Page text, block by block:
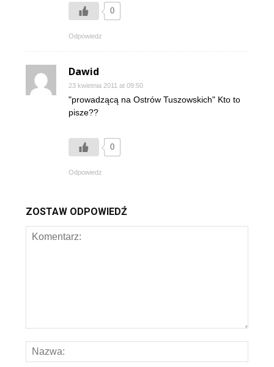
0
Odpowiedz
Dawid
23 kwietnia 2011 at 09:50
"prowadzącą na Ostrów Tuszowskich" Kto to
pisze??
0
Odpowiedz
ZOSTAW ODPOWIEDŹ